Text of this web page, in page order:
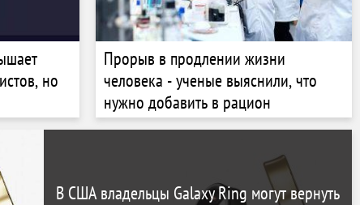
но
Прорыв в продлении жизни
человека - ученые выяснили, что
нужно добавить в рацион
В США владельцы Galaxy Ring могут вернуть